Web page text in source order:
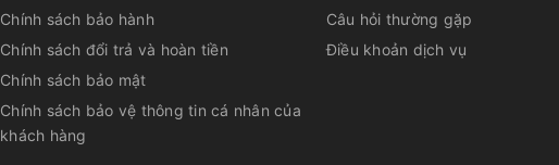
Chính sách bảo hành
Chính sách đổi trả và hoàn tiền
Chính sách bảo mật
Chính sách bảo vệ thông tin cá nhân của
khách hàng
Câu hỏi thường gặp
Điều khoản dịch vụ